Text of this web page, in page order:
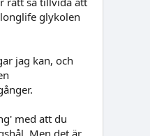
glykolen
jag kan, och
med att du
Men det är